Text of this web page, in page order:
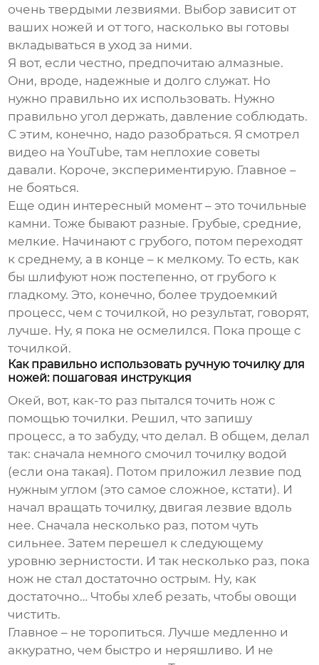
очень твердыми лезвиями. Выбор зависит от
ваших ножей и от того, насколько вы готовы
вкладываться в уход за ними.
Я вот, если честно, предпочитаю алмазные.
Они, вроде, надежные и долго служат. Но
нужно правильно их использовать. Нужно
правильно угол держать, давление соблюдать.
С этим, конечно, надо разобраться. Я смотрел
видео на YouTube, там неплохие советы
давали. Короче, экспериментирую. Главное –
не бояться.
Еще один интересный момент – это точильные
камни. Тоже бывают разные. Грубые, средние,
мелкие. Начинают с грубого, потом переходят
к среднему, а в конце – к мелкому. То есть, как
бы шлифуют нож постепенно, от грубого к
гладкому. Это, конечно, более трудоемкий
процесс, чем с точилкой, но результат, говорят,
лучше. Ну, я пока не осмелился. Пока проще с
точилкой.
Как правильно использовать ручную точилку для
ножей: пошаговая инструкция
Окей, вот, как-то раз пытался точить нож с
помощью точилки. Решил, что запишу
процесс, а то забуду, что делал. В общем, делал
так: сначала немного смочил точилку водой
(если она такая). Потом приложил лезвие под
нужным углом (это самое сложное, кстати). И
начал вращать точилку, двигая лезвие вдоль
нее. Сначала несколько раз, потом чуть
сильнее. Затем перешел к следующему
уровню зернистости. И так несколько раз, пока
нож не стал достаточно острым. Ну, как
достаточно… Чтобы хлеб резать, чтобы овощи
чистить.
Главное – не торопиться. Лучше медленно и
аккуратно, чем быстро и неряшливо. И не